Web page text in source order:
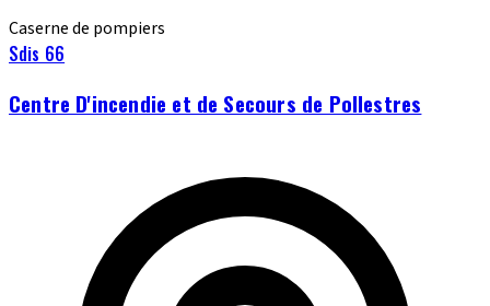
Caserne de pompiers
Sdis 66
Centre D'incendie et de Secours de Pollestres